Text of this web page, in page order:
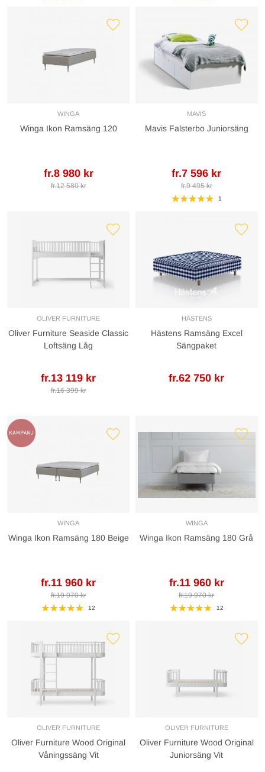
WINGA
Winga Ikon Ramsäng 120
fr.8 980 kr
fr.12 580 kr
MAVIS
Mavis Falsterbo Juniorsäng
fr.7 596 kr
fr.9 495 kr
1
OLIVER FURNITURE
Oliver Furniture Seaside Classic
Loftsäng Låg
fr.13 119 kr
fr.16 399 kr
HÄSTENS
Hästens Ramsäng Excel
Sängpaket
fr.62 750 kr
WINGA
Winga Ikon Ramsäng 180 Beige
fr.11 960 kr
fr.19 970 kr
12
WINGA
Winga Ikon Ramsäng 180 Grå
fr.11 960 kr
fr.19 970 kr
12
OLIVER FURNITURE
Oliver Furniture Wood Original
Våningssäng Vit
OLIVER FURNITURE
Oliver Furniture Wood Original
Juniorsäng Vit